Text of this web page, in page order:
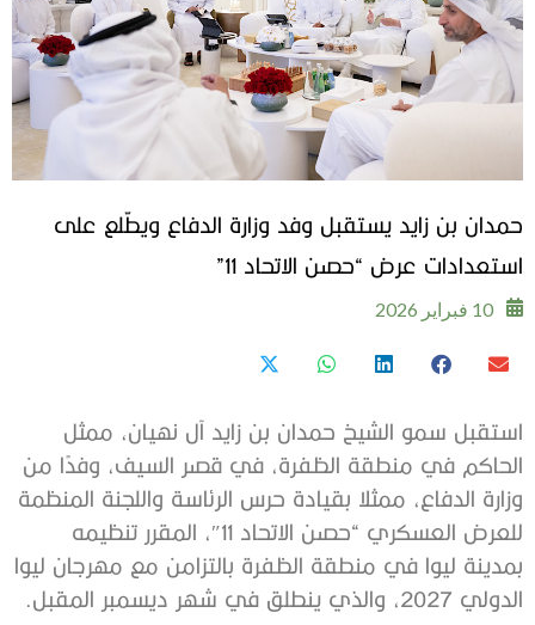
حمدان بن زايد يستقبل وفد وزارة الدفاع ويطّلع على
استعدادات عرض “حصن الاتحاد 11”
10 فبراير 2026
استقبل سمو الشيخ حمدان بن زايد آل نهيان، ممثل
الحاكم في منطقة الظفرة، في قصر السيف، وفدًا من
وزارة الدفاع، ممثلا بقيادة حرس الرئاسة واللجنة المنظمة
للعرض العسكري “حصن الاتحاد 11″، المقرر تنظيمه
بمدينة ليوا في منطقة الظفرة بالتزامن مع مهرجان ليوا
الدولي 2027، والذي ينطلق في شهر ديسمبر المقبل.